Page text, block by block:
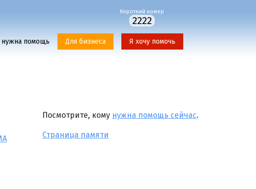
Короткий номер
2222
помощь Для бизнеса Я хочу помочь
Посмотрите, кому нужна помощь сейчас.
Страница памяти